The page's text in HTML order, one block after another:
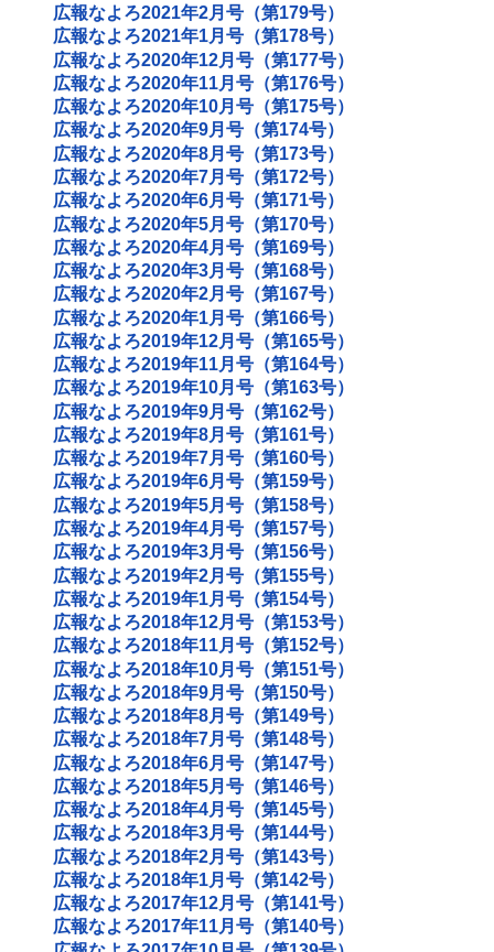
広報なよろ2021年2月号（第179号）
広報なよろ2021年1月号（第178号）
広報なよろ2020年12月号（第177号）
広報なよろ2020年11月号（第176号）
広報なよろ2020年10月号（第175号）
広報なよろ2020年9月号（第174号）
広報なよろ2020年8月号（第173号）
広報なよろ2020年7月号（第172号）
広報なよろ2020年6月号（第171号）
広報なよろ2020年5月号（第170号）
広報なよろ2020年4月号（第169号）
広報なよろ2020年3月号（第168号）
広報なよろ2020年2月号（第167号）
広報なよろ2020年1月号（第166号）
広報なよろ2019年12月号（第165号）
広報なよろ2019年11月号（第164号）
広報なよろ2019年10月号（第163号）
広報なよろ2019年9月号（第162号）
広報なよろ2019年8月号（第161号）
広報なよろ2019年7月号（第160号）
広報なよろ2019年6月号（第159号）
広報なよろ2019年5月号（第158号）
広報なよろ2019年4月号（第157号）
広報なよろ2019年3月号（第156号）
広報なよろ2019年2月号（第155号）
広報なよろ2019年1月号（第154号）
広報なよろ2018年12月号（第153号）
広報なよろ2018年11月号（第152号）
広報なよろ2018年10月号（第151号）
広報なよろ2018年9月号（第150号）
広報なよろ2018年8月号（第149号）
広報なよろ2018年7月号（第148号）
広報なよろ2018年6月号（第147号）
広報なよろ2018年5月号（第146号）
広報なよろ2018年4月号（第145号）
広報なよろ2018年3月号（第144号）
広報なよろ2018年2月号（第143号）
広報なよろ2018年1月号（第142号）
広報なよろ2017年12月号（第141号）
広報なよろ2017年11月号（第140号）